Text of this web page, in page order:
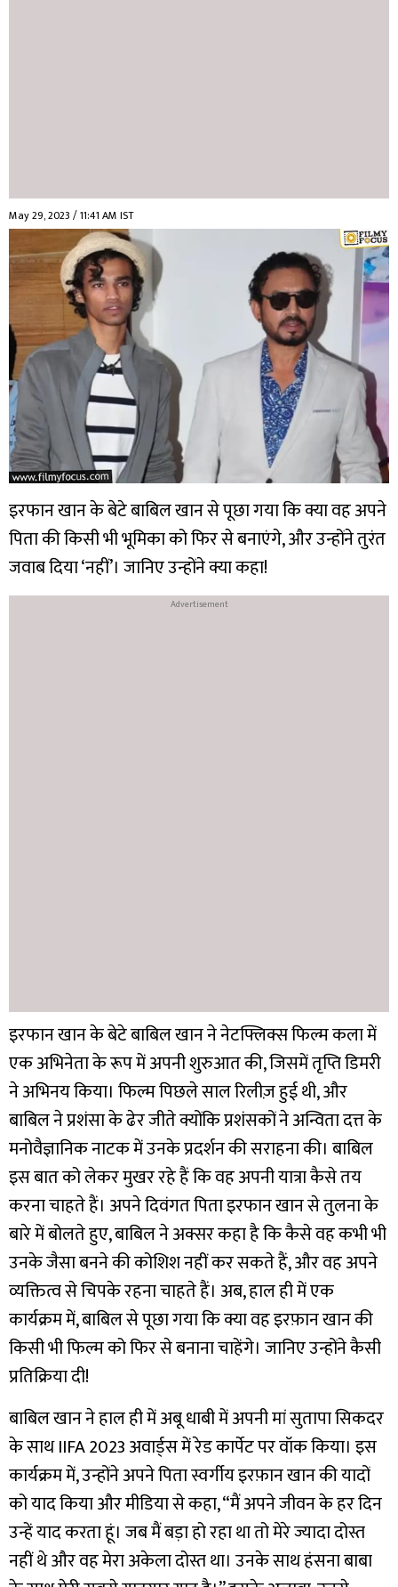
May 29, 2023 / 11:41 AM IST
इरफान खान के बेटे बाबिल खान से पूछा गया कि क्या वह अपने
पिता की किसी भी भूमिका को फिर से बनाएंगे, और उन्होंने तुरंत
जवाब दिया ‘नहीं’। जानिए उन्होंने क्या कहा!
इरफान खान के बेटे बाबिल खान ने नेटफ्लिक्स फिल्म कला में
एक अभिनेता के रूप में अपनी शुरुआत की, जिसमें तृप्ति डिमरी
ने अभिनय किया। फिल्म पिछले साल रिलीज़ हुई थी, और
बाबिल ने प्रशंसा के ढेर जीते क्योंकि प्रशंसकों ने अन्विता दत्त के
मनोवैज्ञानिक नाटक में उनके प्रदर्शन की सराहना की। बाबिल
इस बात को लेकर मुखर रहे हैं कि वह अपनी यात्रा कैसे तय
करना चाहते हैं। अपने दिवंगत पिता इरफान खान से तुलना के
बारे में बोलते हुए, बाबिल ने अक्सर कहा है कि कैसे वह कभी भी
उनके जैसा बनने की कोशिश नहीं कर सकते हैं, और वह अपने
व्यक्तित्व से चिपके रहना चाहते हैं। अब, हाल ही में एक
कार्यक्रम में, बाबिल से पूछा गया कि क्या वह इरफ़ान खान की
किसी भी फिल्म को फिर से बनाना चाहेंगे। जानिए उन्होंने कैसी
प्रतिक्रिया दी!
बाबिल खान ने हाल ही में अबू धाबी में अपनी मां सुतापा सिकदर
के साथ IIFA 2023 अवार्ड्स में रेड कार्पेट पर वॉक किया। इस
कार्यक्रम में, उन्होंने अपने पिता स्वर्गीय इरफ़ान खान की यादों
को याद किया और मीडिया से कहा, “मैं अपने जीवन के हर दिन
उन्हें याद करता हूं। जब मैं बड़ा हो रहा था तो मेरे ज्यादा दोस्त
नहीं थे और वह मेरा अकेला दोस्त था। उनके साथ हंसना बाबा